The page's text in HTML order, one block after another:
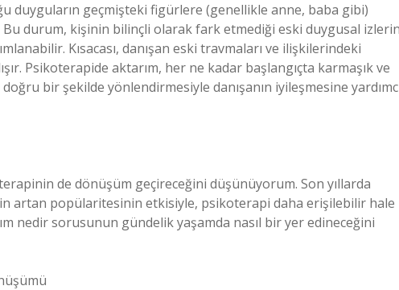
duyguların geçmişteki figürlere (genellikle anne, baba gibi)
durum, kişinin bilinçli olarak fark etmediği eski duygusal
Kısacası, danışan eski travmaları ve ilişkilerindeki
Psikoterapide aktarım, her ne kadar başlangıçta karmaşık ve
bir şekilde yönlendirmesiyle danışanın iyileşmesine
de dönüşüm geçireceğini düşünüyorum. Son yıllarda
artan popülaritesinin etkisiyle, psikoterapi daha erişilebilir hale
nedir sorusunun gündelik yaşamda nasıl bir yer edineceğini